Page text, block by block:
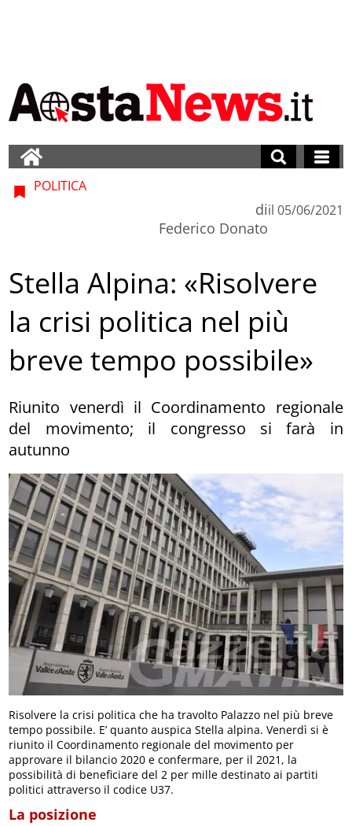
POLITICA
di
Federico Donato
il 05/06/2021
Stella Alpina: «Risolvere
la crisi politica nel più
breve tempo possibile»
Riunito venerdì il Coordinamento regionale
del movimento; il congresso si farà in
autunno
Risolvere la crisi politica che ha travolto Palazzo nel più breve
tempo possibile. E’ quanto auspica Stella alpina. Venerdì si è
riunito il Coordinamento regionale del movimento per
approvare il bilancio 2020 e confermare, per il 2021, la
possibilità di beneficiare del 2 per mille destinato ai partiti
politici attraverso il codice U37.
La posizione